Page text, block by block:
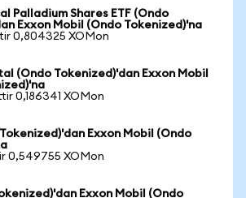
Palladium Shares ETF (Ondo
Exxon Mobil (Ondo Tokenized)'na
0,804325 XOMon
(Ondo Tokenized)'dan Exxon Mobil
0,186341 XOMon
Exxon Mobil (Ondo
0,549755 XOMon
Exxon Mobil (Ondo